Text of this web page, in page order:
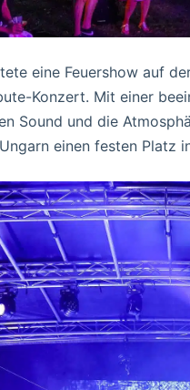
eine Feuershow auf
Konzert. Mit einer
Sound und die
einen festen Platz